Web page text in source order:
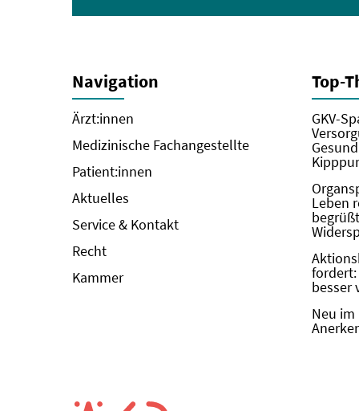
Navigation
Ärzt:innen
Medizinische Fachangestellte
Patient:innen
Aktuelles
Service & Kontakt
Recht
Kammer
Top-
GKV-
Leben
fordert:
besser
Neu